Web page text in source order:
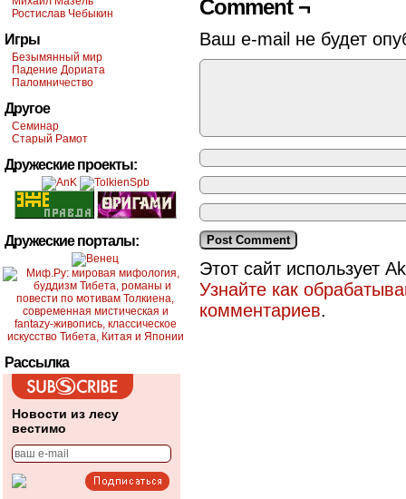
Ростислав Чебыкин
Игры
Безымянный мир
Падение Дориата
Паломничество
Другое
Семинар
Старый Рамот
Дружеские проекты:
Дружеские порталы:
Рассылка
Новости из лесу
вестимо
Comment ¬
Ваш e-mail не будет
Этот сайт использует
Узнайте как
комментариев.